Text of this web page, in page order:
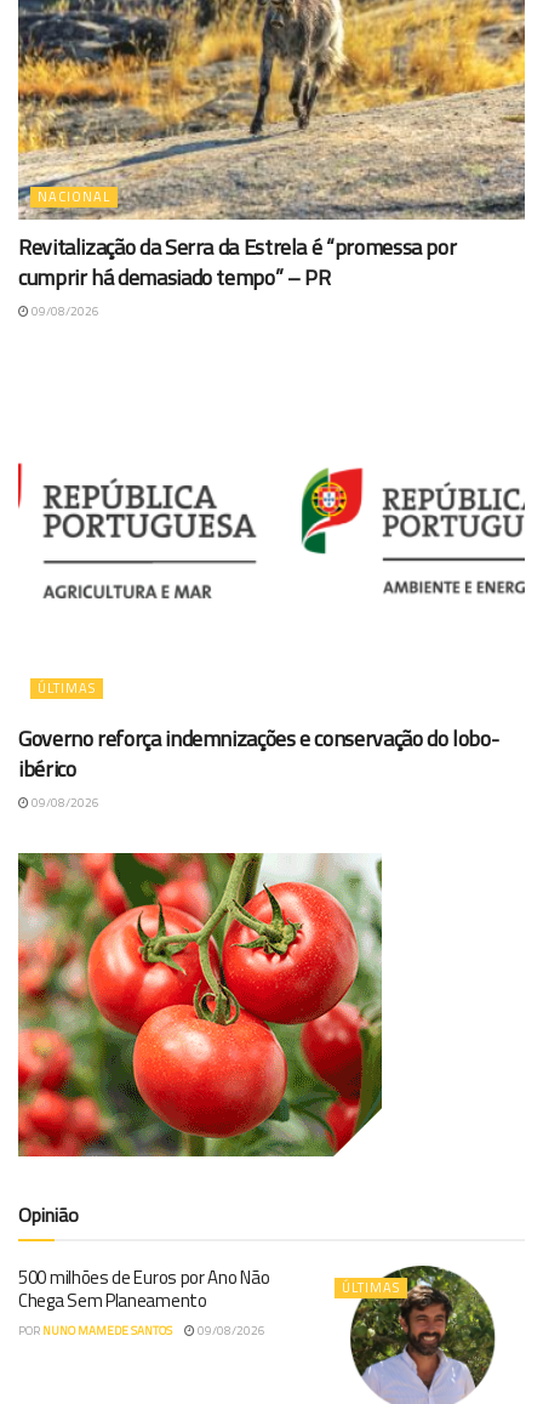
NACIONAL
Revitalização da Serra da Estrela é “promessa por
cumprir há demasiado tempo” – PR
09/08/2026
ÚLTIMAS
Governo reforça indemnizações e conservação do lobo-
ibérico
09/08/2026
Opinião
ÚLTIMAS
500 milhões de Euros por Ano Não
Chega Sem Planeamento
POR NUNO MAMEDE SANTOS 09/08/2026